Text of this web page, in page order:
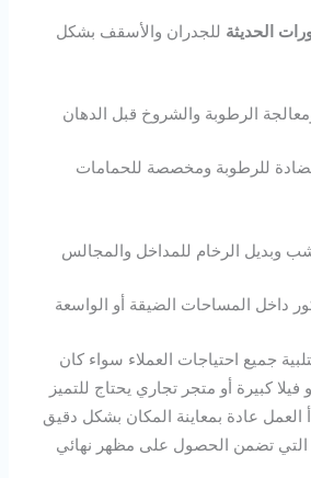
الحديثة للجدران والأسقف بشكل
الرطوبة والشروخ قبل الدهان
للرطوبة ومخصصة للحمامات
وبديل الرخام للمداخل والمجالس
داخل المساحات الضيقة أو الواسعة
جميع احتياجات العملاء سواء كان
كبيرة أو متجر تجاري يحتاج للتميز
العمل عادة بمعاينة المكان بشكل دقيق
التي تضمن الحصول على مظهر نهائي